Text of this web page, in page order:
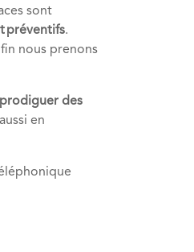
sont
préventifs.
nous prenons
prodiguer des
en